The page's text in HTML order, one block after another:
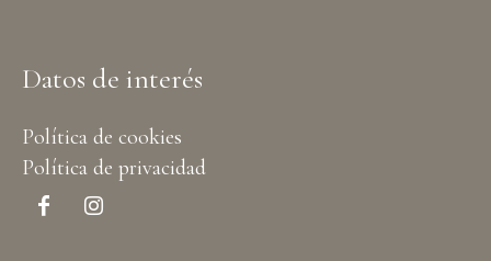
Datos de interés
Política de cookies
Política de privacidad